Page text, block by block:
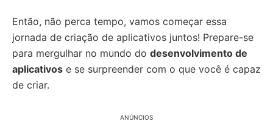
Então, não perca tempo, vamos começar essa
jornada de criação de aplicativos juntos! Prepare-se
para mergulhar no mundo do desenvolvimento de
aplicativos e se surpreender com o que você é capaz
de criar.
ANÚNCIOS